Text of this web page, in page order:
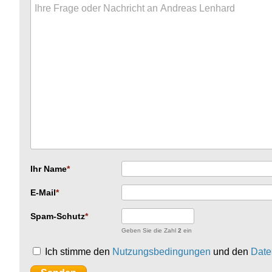
Ihr Name
E-Mail
Spam-Schutz
Geben Sie die Zahl 2 ein
Ich stimme den Nutzungsbedingungen und den